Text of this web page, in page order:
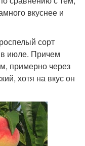
вкуснее и
сорт
в июле. Причем
примерно через
хотя на вкус он